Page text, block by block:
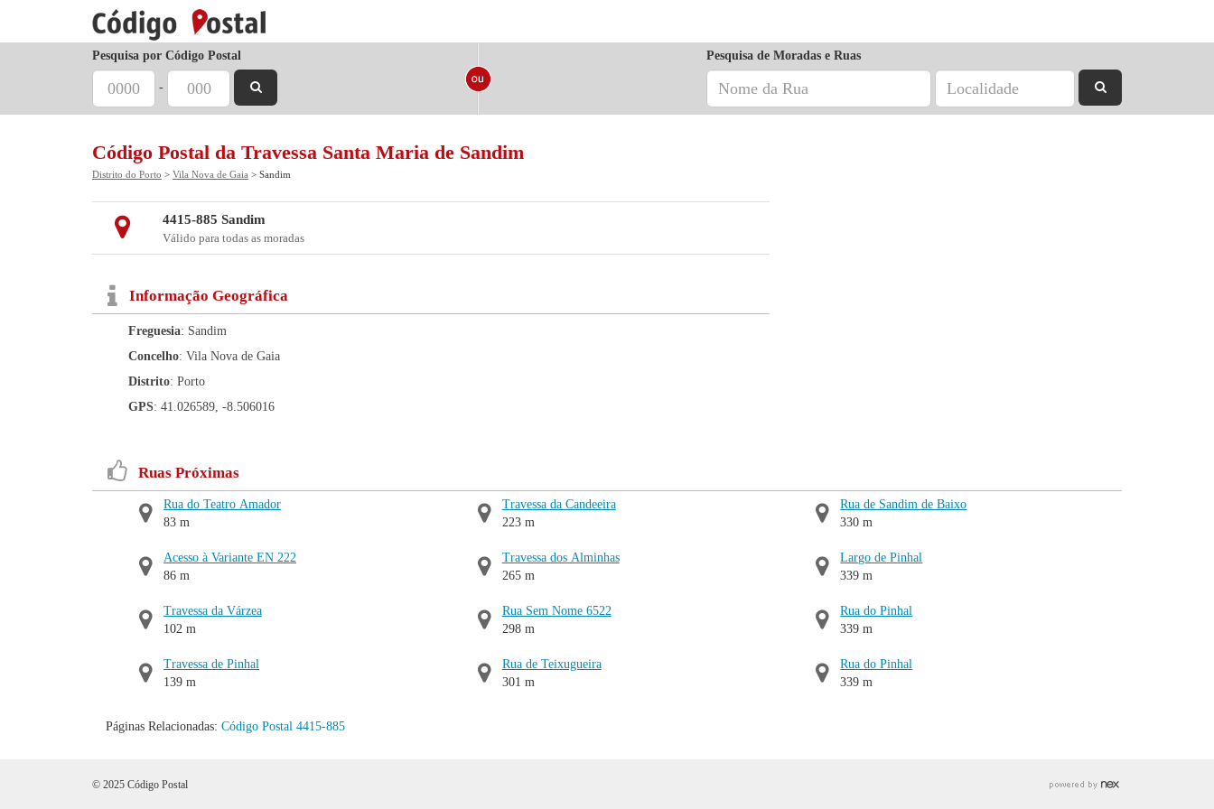
Pesquisa por Código Postal
-
Pesquisa de Moradas e Ruas
Código Postal da Travessa Santa Maria de Sandim
Distrito do Porto > Vila Nova de Gaia > Sandim
4415-885 Sandim
Válido para todas as moradas
Informação Geográfica
Freguesia: Sandim
Concelho: Vila Nova de Gaia
Distrito: Porto
GPS: 41.026589, -8.506016
Ruas Próximas
Rua do Teatro Amador
83 m
Acesso à Variante EN 222
86 m
Travessa da Várzea
102 m
Travessa de Pinhal
139 m
Travessa da Candeeira
223 m
Travessa dos Alminhas
265 m
Rua Sem Nome 6522
298 m
Rua de Teixugueira
301 m
Rua de Sandim de Baixo
330 m
Largo de Pinhal
339 m
Rua do Pinhal
339 m
Rua do Pinhal
339 m
Páginas Relacionadas: Código Postal 4415-885
© 2025 Código Postal